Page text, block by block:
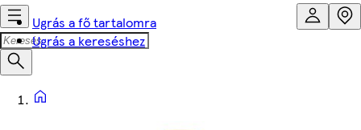
Ugrás a fő tartalomra
Ugrás a kereséshez